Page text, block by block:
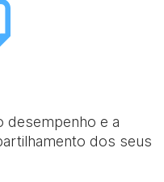
desempenho e a
dos seus